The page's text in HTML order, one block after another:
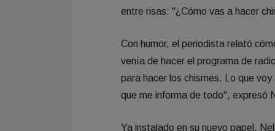
entre risas: "¿Cómo vas a hacer
Con humor, el periodista relató
venía de hacer el programa de
para hacer los chismes. Lo que
que me informa de todo", expresó
Ya instalado en su nuevo papel,